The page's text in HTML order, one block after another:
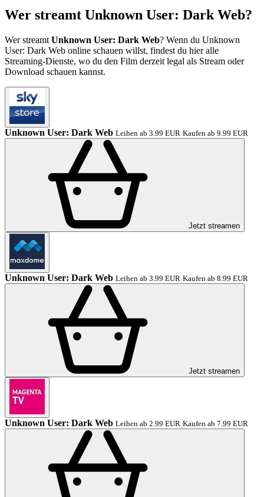
Wer streamt Unknown User: Dark Web?
Wer streamt Unknown User: Dark Web? Wenn du Unknown
User: Dark Web online schauen willst, findest du hier alle
Streaming-Dienste, wo du den Film derzeit legal als Stream oder
Download schauen kannst.
Unknown User: Dark Web Leihen ab 3.99 EUR Kaufen ab 9.99 EUR
Jetzt streamen
Unknown User: Dark Web Leihen ab 3.99 EUR Kaufen ab 8.99 EUR
Jetzt streamen
Unknown User: Dark Web Leihen ab 2.99 EUR Kaufen ab 7.99 EUR